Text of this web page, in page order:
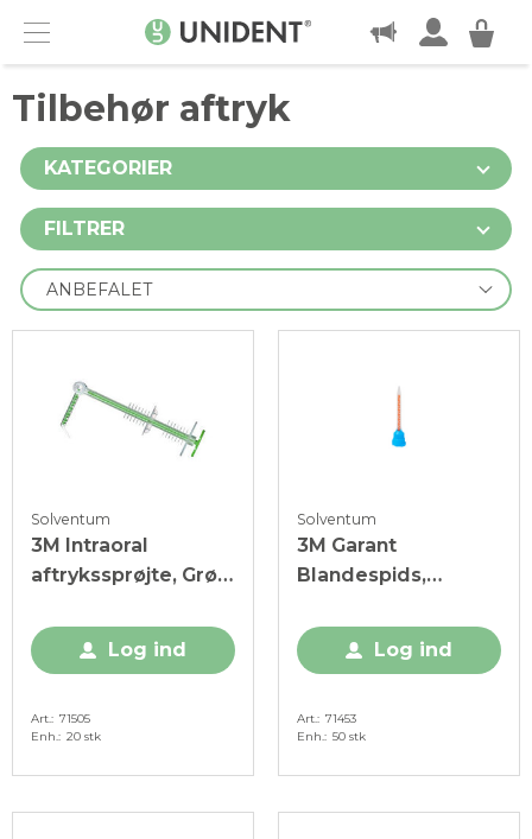
Menu
KONTAKT
Tilbehør aftryk
KATEGORIER
FILTRER
Solventum
3M Intraoral
aftrykssprøjte, Grøn,
Log ind
Art.
71505
Enh.
20 stk
Solventum
3M Garant
Blandespids,
Log ind
Art.
71453
Enh.
50 stk